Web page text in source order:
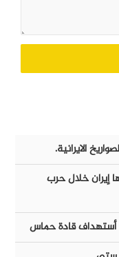
الايرانية.
إيران خلال حرب
أستهداف قادة حماس